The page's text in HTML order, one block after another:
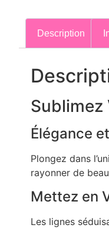
Description
Sublimez
Élégance
Plongez dans
rayonner de
Mettez en
Les lignes